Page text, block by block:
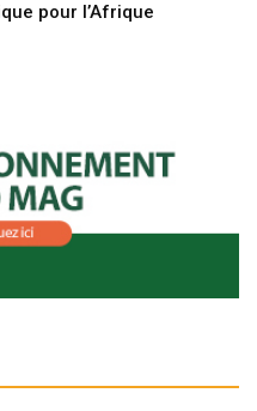
pour l’Afrique